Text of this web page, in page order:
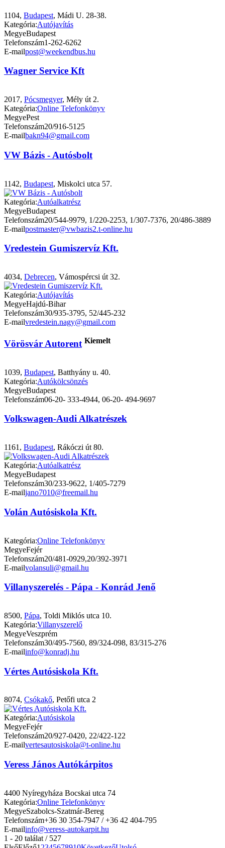
1104, Budapest, Mádi U. 28-38.
Kategória:Autójavítás
MegyeBudapest
Telefonszám1-262-6262
E-mailpost@weekendbus.hu
Wagner Service Kft
2017, Pócsmegyer, Mély út 2.
Kategória:Online Telefonkönyv
MegyePest
Telefonszám20/916-5125
E-mailbakn94@gmail.com
VW Bázis - Autósbolt
1142, Budapest, Miskolci utca 57.
Kategória:Autóalkatrész
MegyeBudapest
Telefonszám20/544-9979, 1/220-2253, 1/307-7376, 20/486-3889
E-mailpostmaster@vwbazis2.t-online.hu
Vredestein Gumiszervíz Kft.
4034, Debrecen, Vámospércsi út 32.
Kategória:Autójavítás
MegyeHajdú-Bihar
Telefonszám30/935-3795, 52/445-232
E-mailvredestein.nagy@gmail.com
Vörösvár Autorent Kiemelt
1039, Budapest, Batthyány u. 40.
Kategória:Autókölcsönzés
MegyeBudapest
Telefonszám06-20- 333-4944, 06-20- 494-9697
Volkswagen-Audi Alkatrészek
1161, Budapest, Rákóczi út 80.
Kategória:Autóalkatrész
MegyeBudapest
Telefonszám30/233-9622, 1/405-7279
E-mailjano7010@freemail.hu
Volán Autósiskola Kft.
Kategória:Online Telefonkönyv
MegyeFejér
Telefonszám20/481-0929,20/392-3971
E-mailvolansuli@gmail.hu
Villanyszerelés - Pápa - Konrád Jenő
8500, Pápa, Toldi Miklós utca 10.
Kategória:Villanyszerelő
MegyeVeszprém
Telefonszám30/495-7560, 89/324-098, 83/315-276
E-mailinfo@konradj.hu
Vértes Autósiskola Kft.
8074, Csókakő, Petőfi utca 2
Kategória:Autósiskola
MegyeFejér
Telefonszám20/927-0420, 22/422-122
E-mailvertesautosiskola@t-online.hu
Veress János Autókárpitos
4400 Nyíregyháza Bocskai utca 74
Kategória:Online Telefonkönyv
MegyeSzabolcs-Szatmár-Bereg
Telefonszám+36 30 354-7947 / +36 42 404-795
E-mailinfo@veress-autokarpit.hu
1 - 20 találat / 527